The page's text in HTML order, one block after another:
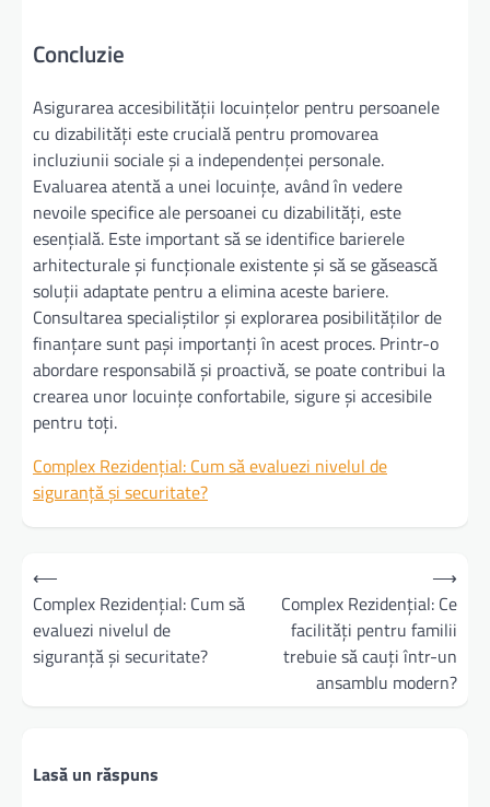
Concluzie
Asigurarea accesibilității locuințelor pentru persoanele
cu dizabilități este crucială pentru promovarea
incluziunii sociale și a independenței personale.
Evaluarea atentă a unei locuințe, având în vedere
nevoile specifice ale persoanei cu dizabilități, este
esențială. Este important să se identifice barierele
arhitecturale și funcționale existente și să se găsească
soluții adaptate pentru a elimina aceste bariere.
Consultarea specialiștilor și explorarea posibilităților de
finanțare sunt pași importanți în acest proces. Printr-o
abordare responsabilă și proactivă, se poate contribui la
crearea unor locuințe confortabile, sigure și accesibile
pentru toți.
Complex Rezidențial: Cum să evaluezi nivelul de
siguranță și securitate?
Navigare
în
articole
⟵
Complex Rezidențial: Cum să
evaluezi nivelul de
siguranță și securitate?
Complex Rezidențial: Ce
facilități pentru familii
trebuie să cauți într-un
ansamblu modern?
⟶
Lasă un răspuns